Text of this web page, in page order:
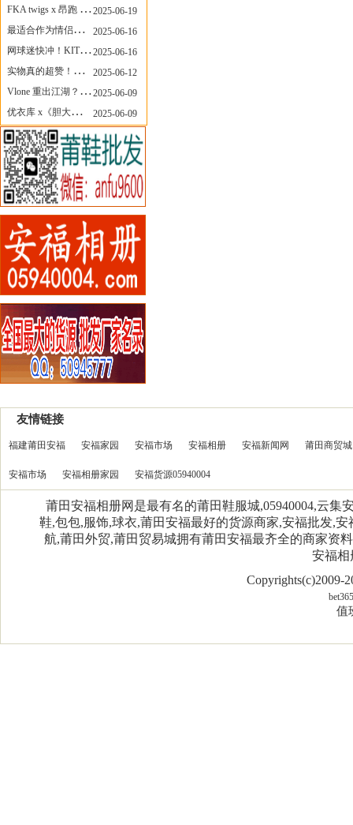
FKA twigs x 昂跑 联名来了，这三双 Cloud X 你选哪一双？
2025-06-19
最适合作为情侣鞋的New Balance 1906 Loafer出现了！
2025-06-16
网球迷快冲！KITH x Wilson 限量球拍太会设计了
2025-06-16
实物真的超赞！NB 新款 2010 新配色
2025-06-12
Vlone 重出江湖？突然又要联名，谁能想到！
2025-06-09
优衣库 x《胆大党》新品公布，第二季联动周边来了！
2025-06-09
友情链接
福建莆田安福 安福家园 安福市场 安福相册 安福新闻网 莆田商贸城
安福市场 安福相册家园 安福货源05940004
莆田安福相册网是最有名的莆田鞋服城,05940004,云
鞋,包包,服饰,球衣,莆田安福最好的货源商家,安福批发,
航,莆田外贸,莆田贸易城拥有莆田安福最齐全的商家资
安福相
Copyrights(c)2009-
bet365
值